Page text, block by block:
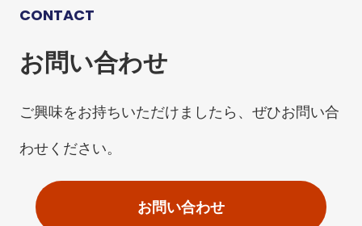
CONTACT
お問い合わせ
ご興味をお持ちいただけましたら、ぜひお問い合
わせください。
お問い合わせ